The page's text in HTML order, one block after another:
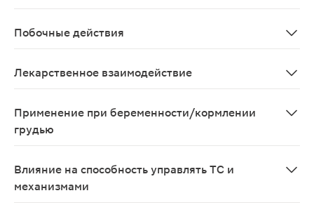
Побочные действия
Лекарственное взаимодействие
Применение при беременности/кормлении
грудью
Влияние на способность управлять ТС и
механизмами